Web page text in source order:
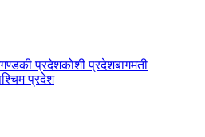
गण्डकी प्रदेशकोशी प्रदेशबागमती
प्रदेश